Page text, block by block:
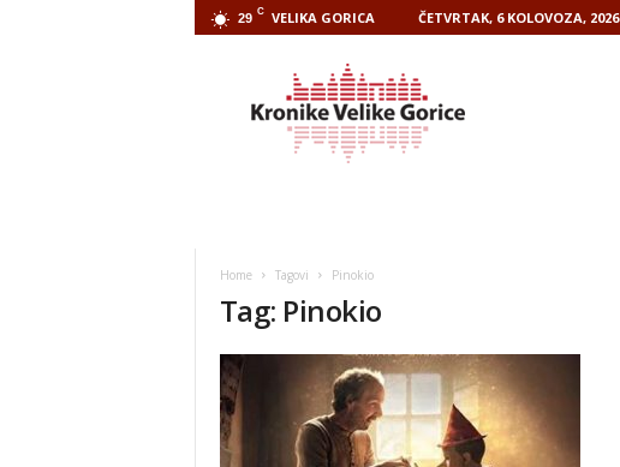
29 C VELIKA GORICA ČETVRTAK, 6 KOLOVOZA, 2026
Home Tagovi Pinokio
Tag: Pinokio